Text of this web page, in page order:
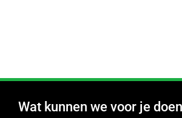
Wat kunnen we voor je